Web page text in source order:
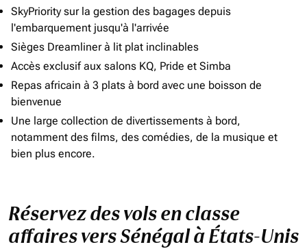
SkyPriority sur la gestion des bagages depuis
l'embarquement jusqu'à l'arrivée
Sièges Dreamliner à lit plat inclinables
Accès exclusif aux salons KQ, Pride et Simba
Repas africain à 3 plats à bord avec une boisson de
bienvenue
Une large collection de divertissements à bord,
notamment des films, des comédies, de la musique et
bien plus encore.
Réservez des vols en classe
affaires vers Sénégal à États-Unis